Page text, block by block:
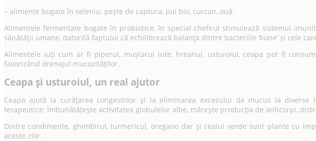
– alimente bogate în seleniu: pește de captura, pui bio, curcan, ouă.
Alimentele fermentate bogate în probiotice, în special chefirul stimulează sistemul
sănătății umane, datorită faptului că echilibrează balanța dintre bacteriile ‘bune’ și cele
Alimentele iuți cum ar fi piperul, muștarul iute, hreanul, usturoiul, ceapa pot fi
favorizând drenajul mucozităților.
Ceapa și usturoiul, un real ajutor
Ceapa ajută la curățarea congestiilor și la eliminarea excesului de mucus la
terapeutice: îmbunătățește activitatea globulelor albe, mărește producția de anticorpi,
Dintre condimente, ghimbirul, turmericul, oregano dar și ceaiul verde sunt plante cu
aceste zile.